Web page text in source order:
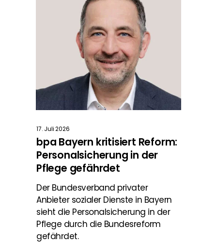
17. Juli 2026
bpa Bayern kritisiert Reform:
Personalsicherung in der
Pflege gefährdet
Der Bundesverband privater
Anbieter sozialer Dienste in Bayern
sieht die Personalsicherung in der
Pflege durch die Bundesreform
gefährdet.